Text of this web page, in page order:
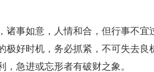
诸事如意，人情和合，但行事不宜
好时机，务必抓紧，不可失去良
急进或忘形者有破财之象。